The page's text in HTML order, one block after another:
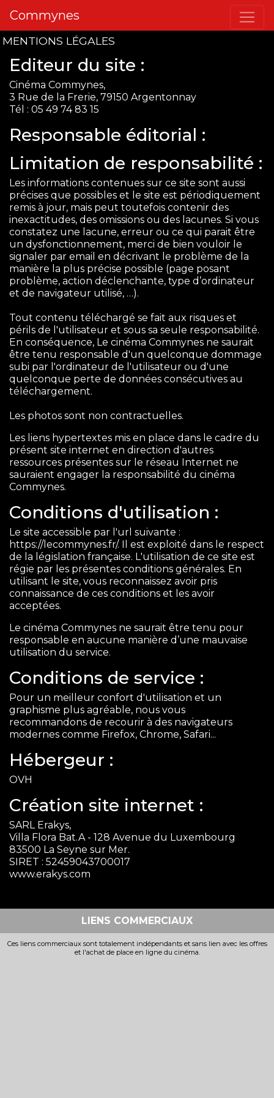
Commynes
MENTIONS LÉGALES
Editeur du site :
Cinéma Commynes,
3 Rue de la Frerie, 79150 Argentonnay
Tél : 05 49 74 83 15
Responsable éditorial :
Limitation de responsabilité :
Les informations contenues sur ce site sont aussi
précises que possibles et le site est périodiquement
remis à jour, mais peut toutefois contenir des
inexactitudes, des omissions ou des lacunes. Si vous
constatez une lacune, erreur ou ce qui parait être
un dysfonctionnement, merci de bien vouloir le
signaler par email en décrivant le problème de la
manière la plus précise possible (page posant
problème, action déclenchante, type d’ordinateur
et de navigateur utilisé, …).
Tout contenu téléchargé se fait aux risques et
périls de l'utilisateur et sous sa seule responsabilité.
En conséquence, Le cinéma Commynes ne saurait
être tenu responsable d'un quelconque dommage
subi par l'ordinateur de l'utilisateur ou d'une
quelconque perte de données consécutives au
téléchargement.
Les photos sont non contractuelles.
Les liens hypertextes mis en place dans le cadre du
présent site internet en direction d'autres
ressources présentes sur le réseau Internet ne
sauraient engager la responsabilité du cinéma
Commynes.
Conditions d'utilisation :
Le site accessible par l'url suivante :
https://lecommynes.fr/. Il est exploité dans le respect
de la législation française. L'utilisation de ce site est
régie par les présentes conditions générales. En
utilisant le site, vous reconnaissez avoir pris
connaissance de ces conditions et les avoir
acceptées.
Le cinéma Commynes ne saurait être tenu pour
responsable en aucune manière d’une mauvaise
utilisation du service.
Conditions de service :
Pour un meilleur confort d'utilisation et un
graphisme plus agréable, nous vous
recommandons de recourir à des navigateurs
modernes comme Firefox, Chrome, Safari...
Hébergeur :
OVH
Création site internet :
SARL Erakys,
Villa Flora Bat.A - 128 Avenue du Luxembourg
83500 La Seyne sur Mer.
SIRET : 52459043700017
www.erakys.com
LIENS COMMERCIAUX
Ces liens commerciaux sont totalement indépendants et sans lien avec les offres
et l'achat de place en ligne du cinéma.